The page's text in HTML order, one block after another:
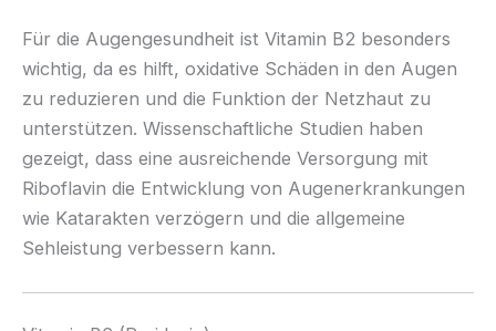
Für die Augengesundheit ist Vitamin B2 besonders
wichtig, da es hilft, oxidative Schäden in den Augen
zu reduzieren und die Funktion der Netzhaut zu
unterstützen. Wissenschaftliche Studien haben
gezeigt, dass eine ausreichende Versorgung mit
Riboflavin die Entwicklung von Augenerkrankungen
wie Katarakten verzögern und die allgemeine
Sehleistung verbessern kann.